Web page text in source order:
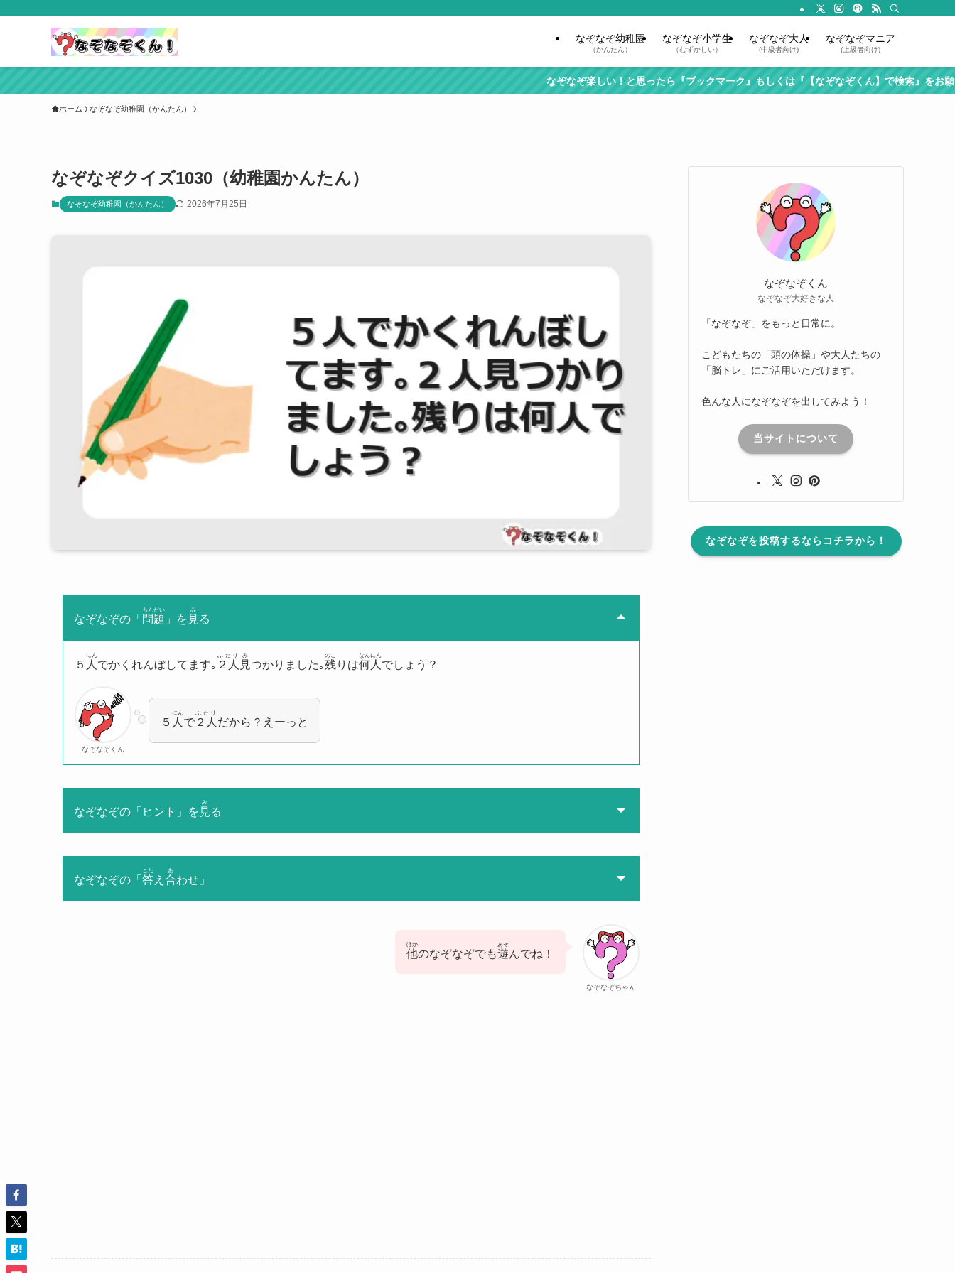
なぞなぞ幼稚園
（かんたん）
なぞなぞ小学生
（むずかしい）
なぞなぞ大人
(中級者向け)
なぞなぞマニア
(上級者向け)
なぞなぞ楽しい！と思ったら『ブックマーク』もしくは『【なぞなぞくん】で検索』をお願いします！
ホーム なぞなぞ幼稚園（かんたん）
なぞなぞクイズ1030（幼稚園かんたん）
なぞなぞ幼稚園（かんたん） 2026年7月25日
なぞなぞの「 問題
もんだい
」を 見
み
る
５ 人
にん
でかくれんぼしてます｡ ２人
ふたり
見
み
つかりました｡残
のこ
りは何人
なんにん
でしょう？
なぞなぞくん
５ 人
にん
で ２人
ふたり
だから？えーっと
なぞなぞの「ヒント」を 見
み
る
なぞなぞの「 答
こた
え 合
あ
わせ」
なぞなぞちゃん
他
ほか
のなぞなぞでも遊
あそ
んでね！
なぞなぞくん
なぞなぞ大好きな人
「なぞなぞ」をもっと日常に。
こどもたちの「頭の体操」や大人たちの
「脳トレ」にご活用いただけます。
色んな人になぞなぞを出してみよう！
当サイトについて
なぞなぞを投稿するならコチラから！